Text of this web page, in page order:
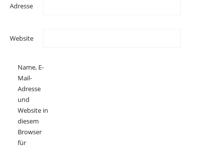
Adresse
Website
Name, E-
Mail-
Adresse
und
Website in
diesem
Browser
für